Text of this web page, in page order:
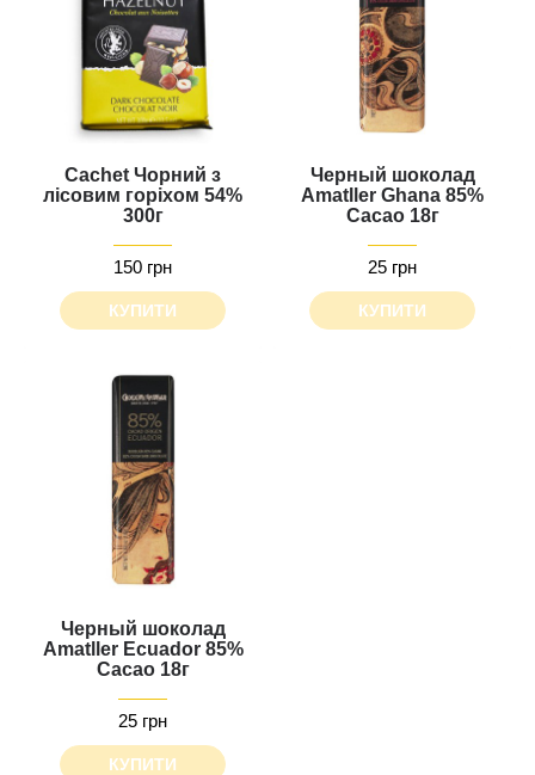
Cachet Чорний з
лісовим горіхом 54%
300г
150 грн
КУПИТИ
Черный шоколад
Amatller Ghana 85%
Cacao 18г
25 грн
КУПИТИ
Черный шоколад
Amatller Ecuador 85%
Cacao 18г
25 грн
КУПИТИ